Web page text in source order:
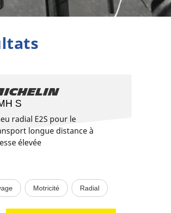
S
radial E2S pour le
longue distance à
élevée
Motricité Radial